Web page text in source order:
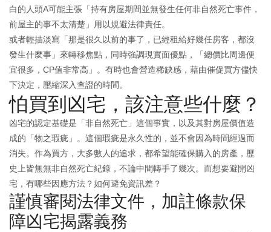
白的人頭A可能主張「持有房屋期間並無發生任何非自然死亡事件，
前屋主的事不太清楚」用以規避法律責任。
或者輕描淡寫「那是很久以前的事了，已經租給好幾任房客，都沒
發生什麼事」來轉移焦點，同時強調現實面優點，「總價比周邊便
宜很多，CP值非常高」。有時也會營造稀缺感，藉由催促買方儘快
下決定，壓縮深入查證的時間。
怕買到凶宅，該注意些什麼？
凶宅的認定基礎是「非自然死亡」這個事實，以及其對房屋價值造
成的「物之瑕疵」。這個瑕疵是永久性的，並不會因為時間經過而
消失。作為買方，大多數人的追求，都希望能確保購入的房產，歷
史上皆無無非自然死亡紀錄，不論中間轉手了幾次。而想要避開凶
宅，有哪些因應方法？如何避免資訊差？
謹慎審閱法律文件，加註條款保
障凶宅揭露義務